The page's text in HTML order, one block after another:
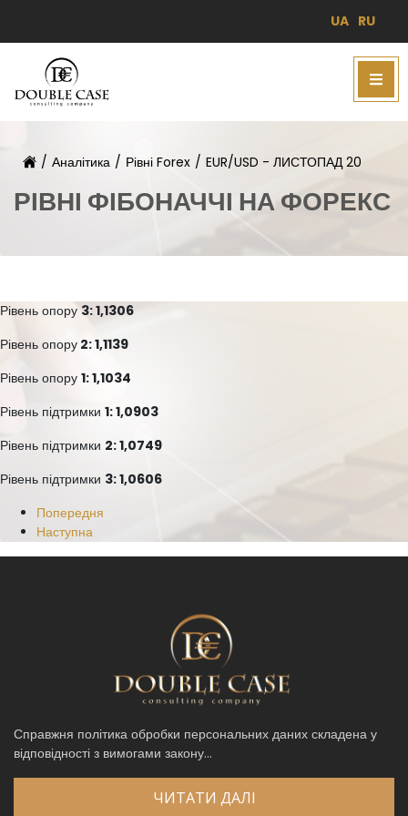
UA RU
/ Аналітика / Рівні Forex / EUR/USD - ЛИСТОПАД 20
РІВНІ ФІБОНАЧЧІ НА ФОРЕКС
Рівень опору 3: 1,1306
Рівень опору 2: 1,1139
Рівень опору 1: 1,1034
Рівень підтримки 1: 1,0903
Рівень підтримки 2: 1,0749
Рівень підтримки 3: 1,0606
Попередня
Наступна
Справжня політика обробки персональних даних складена у
відповідності з вимогами закону...
ЧИТАТИ ДАЛІ